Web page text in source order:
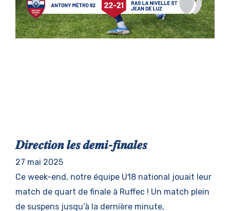
𝑫𝒊𝒓𝒆𝒄𝒕𝒊𝒐𝒏 𝒍𝒆𝒔 𝒅𝒆𝒎𝒊-𝒇𝒊𝒏𝒂𝒍𝒆𝒔
27 mai 2025
Ce week-end, notre équipe U18 national jouait leur
match de quart de finale à Ruffec ! Un match plein
de suspens jusqu’à la dernière minute,